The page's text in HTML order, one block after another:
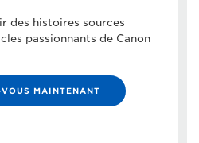
des histoires sources
passionnants de Canon
MAINTENANT